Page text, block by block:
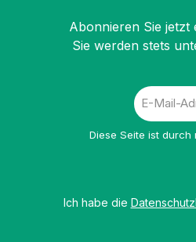
Abonnieren Sie jetzt
Sie werden stets
E-
Mail-
Diese Seite ist durch
Ich habe die